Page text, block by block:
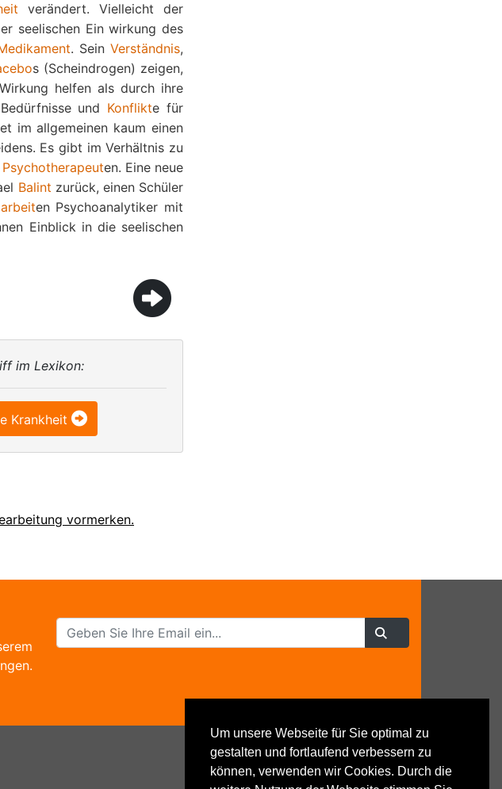
Um unsere Webseite für Sie optimal zu
gestalten und fortlaufend verbessern zu
können, verwenden wir Cookies. Durch die
verändert. Vielleicht der
seelischen Ein wirkung des
. SeinVerständnis,
s (Scheindrogen) zeigen,
helfen als durch ihre
und Konflikte für
im allgemeinen kaum einen
Es gibt im Verhältnis zu
Psychotherapeuten. Eine neue
Balint zurück, einen Schüler
arbeiten Psychoanalytiker mit
Einblick in die seelischen
im Lexikon:
Krankheit
vormerken.